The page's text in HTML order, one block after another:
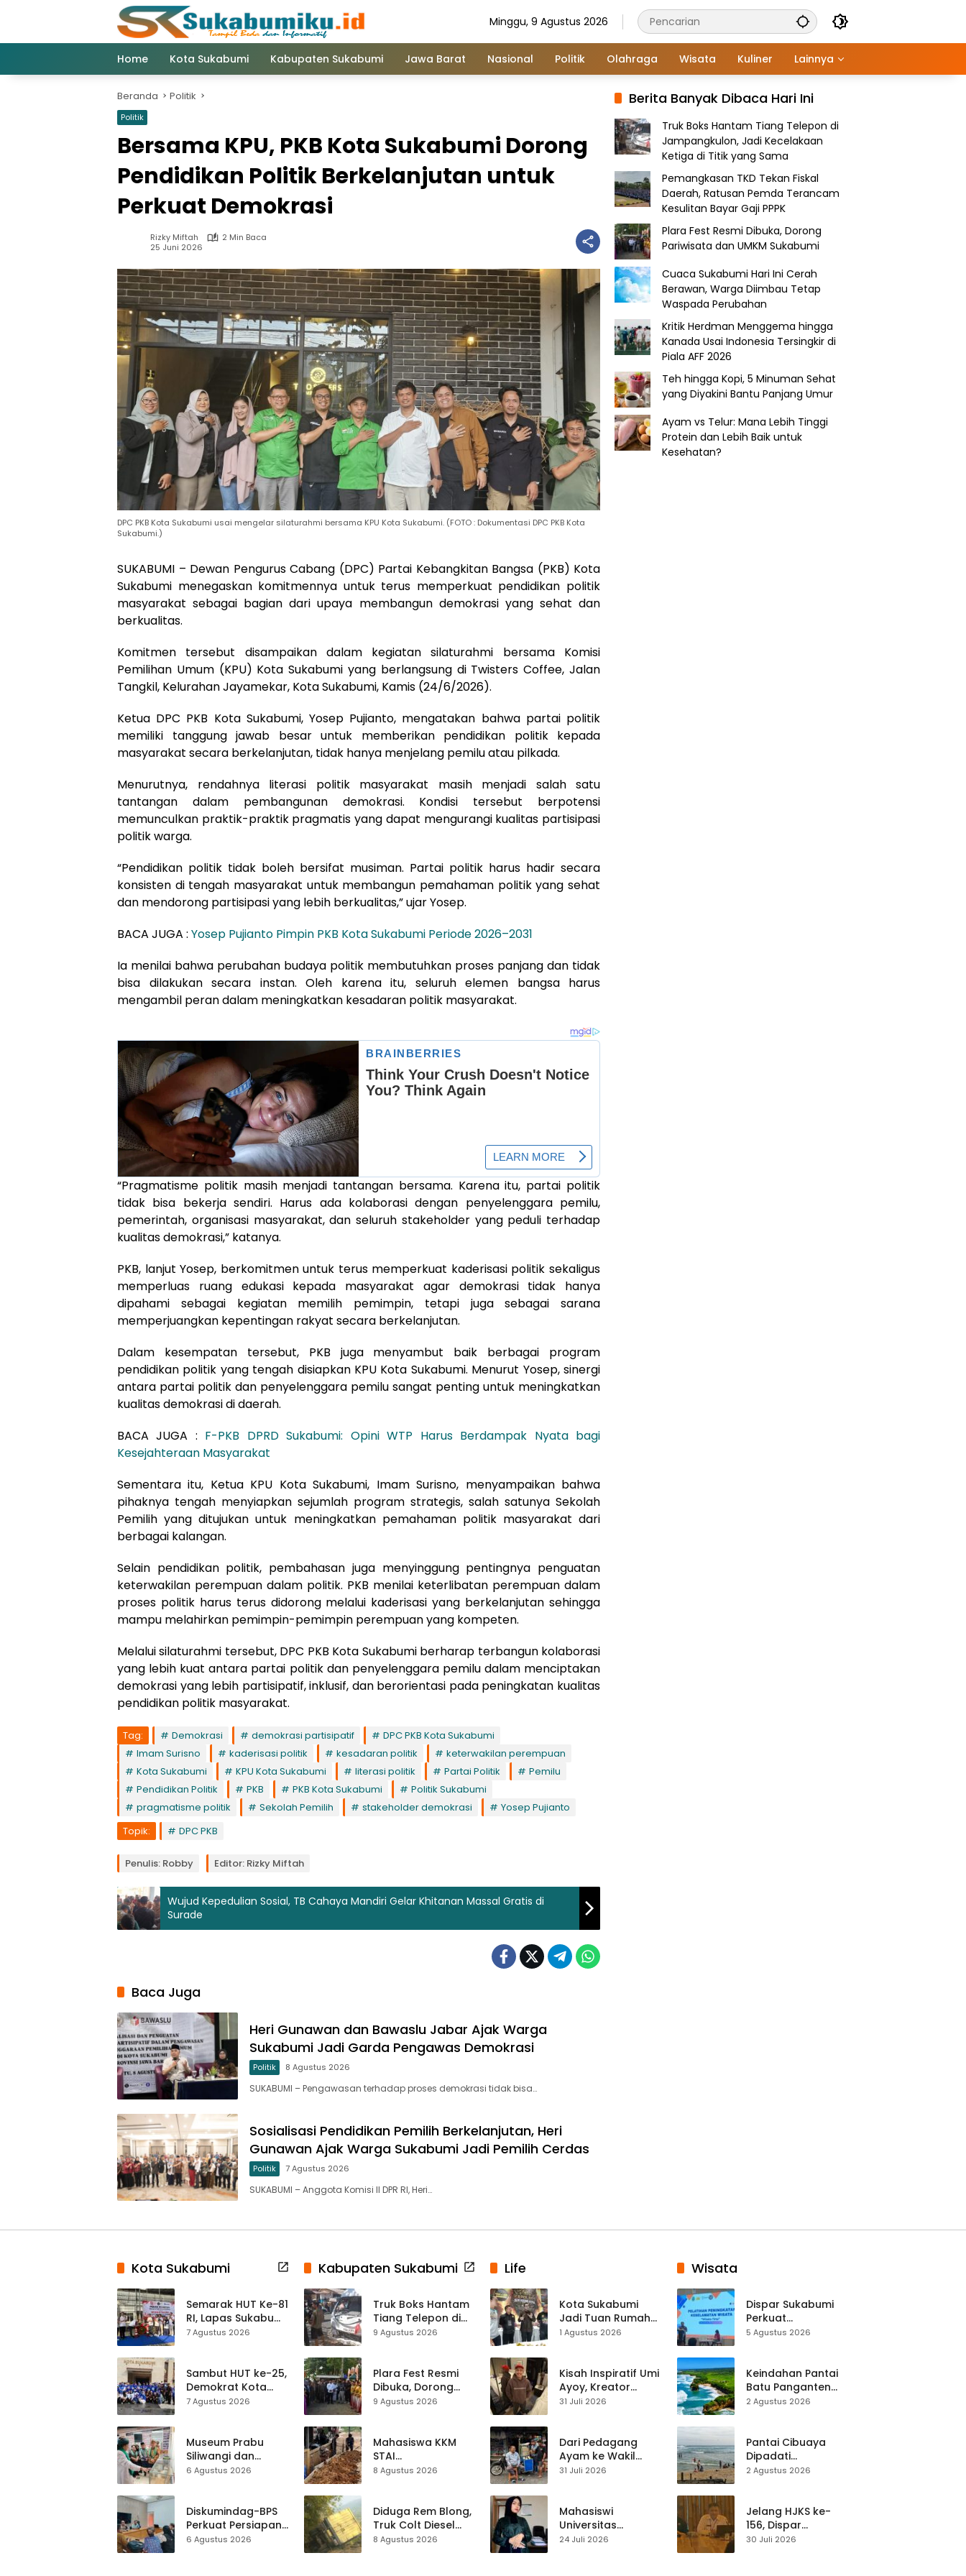
Minggu, 9 Agustus 2026
Home Kota Sukabumi Kabupaten Sukabumi Jawa Barat Nasional Politik Olahraga Wisata Kuliner Lainnya
Beranda Politik
Politik
Bersama KPU, PKB Kota Sukabumi Dorong
Pendidikan Politik Berkelanjutan untuk
Perkuat Demokrasi
Rizky Miftah
2 Min Baca
25 Juni 2026
DPC PKB Kota Sukabumi usai mengelar silaturahmi bersama KPU Kota Sukabumi. (FOTO : Dokumentasi DPC PKB Kota
Sukabumi.)
SUKABUMI – Dewan Pengurus Cabang (DPC) Partai Kebangkitan Bangsa (PKB) Kota
Sukabumi menegaskan komitmennya untuk terus memperkuat pendidikan politik
masyarakat sebagai bagian dari upaya membangun demokrasi yang sehat dan
berkualitas.
Komitmen tersebut disampaikan dalam kegiatan silaturahmi bersama Komisi
Pemilihan Umum (KPU) Kota Sukabumi yang berlangsung di Twisters Coffee, Jalan
Tangkil, Kelurahan Jayamekar, Kota Sukabumi, Kamis (24/6/2026).
Ketua DPC PKB Kota Sukabumi, Yosep Pujianto, mengatakan bahwa partai politik
memiliki tanggung jawab besar untuk memberikan pendidikan politik kepada
masyarakat secara berkelanjutan, tidak hanya menjelang pemilu atau pilkada.
Menurutnya, rendahnya literasi politik masyarakat masih menjadi salah satu
tantangan dalam pembangunan demokrasi. Kondisi tersebut berpotensi
memunculkan praktik-praktik pragmatis yang dapat mengurangi kualitas partisipasi
politik warga.
“Pendidikan politik tidak boleh bersifat musiman. Partai politik harus hadir secara
konsisten di tengah masyarakat untuk membangun pemahaman politik yang sehat
dan mendorong partisipasi yang lebih berkualitas,” ujar Yosep.
BACA JUGA : Yosep Pujianto Pimpin PKB Kota Sukabumi Periode 2026–2031
Ia menilai bahwa perubahan budaya politik membutuhkan proses panjang dan tidak
bisa dilakukan secara instan. Oleh karena itu, seluruh elemen bangsa harus
mengambil peran dalam meningkatkan kesadaran politik masyarakat.
“Pragmatisme politik masih menjadi tantangan bersama. Karena itu, partai politik
tidak bisa bekerja sendiri. Harus ada kolaborasi dengan penyelenggara pemilu,
pemerintah, organisasi masyarakat, dan seluruh stakeholder yang peduli terhadap
kualitas demokrasi,” katanya.
PKB, lanjut Yosep, berkomitmen untuk terus memperkuat kaderisasi politik sekaligus
memperluas ruang edukasi kepada masyarakat agar demokrasi tidak hanya
dipahami sebagai kegiatan memilih pemimpin, tetapi juga sebagai sarana
memperjuangkan kepentingan rakyat secara berkelanjutan.
Dalam kesempatan tersebut, PKB juga menyambut baik berbagai program
pendidikan politik yang tengah disiapkan KPU Kota Sukabumi. Menurut Yosep, sinergi
antara partai politik dan penyelenggara pemilu sangat penting untuk meningkatkan
kualitas demokrasi di daerah.
BACA JUGA : F-PKB DPRD Sukabumi: Opini WTP Harus Berdampak Nyata bagi
Kesejahteraan Masyarakat
Sementara itu, Ketua KPU Kota Sukabumi, Imam Surisno, menyampaikan bahwa
pihaknya tengah menyiapkan sejumlah program strategis, salah satunya Sekolah
Pemilih yang ditujukan untuk meningkatkan pemahaman politik masyarakat dari
berbagai kalangan.
Selain pendidikan politik, pembahasan juga menyinggung pentingnya penguatan
keterwakilan perempuan dalam politik. PKB menilai keterlibatan perempuan dalam
proses politik harus terus didorong melalui kaderisasi yang berkelanjutan sehingga
mampu melahirkan pemimpin-pemimpin perempuan yang kompeten.
Melalui silaturahmi tersebut, DPC PKB Kota Sukabumi berharap terbangun kolaborasi
yang lebih kuat antara partai politik dan penyelenggara pemilu dalam menciptakan
demokrasi yang lebih partisipatif, inklusif, dan berorientasi pada peningkatan kualitas
pendidikan politik masyarakat.
Tag: Demokrasi demokrasi partisipatif
DPC PKB Kota Sukabumi
Imam Surisno
kaderisasi politik kesadaran politik
keterwakilan perempuan
Kota Sukabumi
KPU Kota Sukabumi literasi politik Partai Politik
Pemilu
Pendidikan Politik
PKB PKB Kota Sukabumi
Politik Sukabumi
pragmatisme politik
Sekolah Pemilih stakeholder demokrasi
Yosep Pujianto
Topik:
DPC PKB
Penulis: Robby Editor: Rizky Miftah
Wujud Kepedulian Sosial, TB Cahaya Mandiri Gelar Khitanan Massal Gratis di
Surade
Baca Juga
Heri Gunawan dan Bawaslu Jabar Ajak Warga
Sukabumi Jadi Garda Pengawas Demokrasi
Politik 8 Agustus 2026
SUKABUMI – Pengawasan terhadap proses demokrasi tidak bisa…
Sosialisasi Pendidikan Pemilih Berkelanjutan, Heri
Gunawan Ajak Warga Sukabumi Jadi Pemilih Cerdas
Politik 7 Agustus 2026
SUKABUMI – Anggota Komisi II DPR RI, Heri…
Berita Banyak Dibaca Hari Ini
Truk Boks Hantam Tiang Telepon di
Jampangkulon, Jadi Kecelakaan
Ketiga di Titik yang Sama
Pemangkasan TKD Tekan Fiskal
Daerah, Ratusan Pemda Terancam
Kesulitan Bayar Gaji PPPK
Plara Fest Resmi Dibuka, Dorong
Pariwisata dan UMKM Sukabumi
Cuaca Sukabumi Hari Ini Cerah
Berawan, Warga Diimbau Tetap
Waspada Perubahan
Kritik Herdman Menggema hingga
Kanada Usai Indonesia Tersingkir di
Piala AFF 2026
Teh hingga Kopi, 5 Minuman Sehat
yang Diyakini Bantu Panjang Umur
Ayam vs Telur: Mana Lebih Tinggi
Protein dan Lebih Baik untuk
Kesehatan?
Kota Sukabumi
Semarak HUT Ke-81
RI, Lapas Sukabumi
Resmi Gelar Pekan
7 Agustus 2026
Sambut HUT ke-25,
Demokrat Kota
Sukabumi
ASRI Lewat Aksi
Bersih Masjid
Agung
7 Agustus 2026
Museum Prabu
Siliwangi dan
Museum Keramik
Hampir 500 Koleksi
Dipisahkan
6 Agustus 2026
Diskumindag-BPS
Perkuat Persiapan
Sensus Ekonomi,
6 Agustus 2026
Kabupaten Sukabumi
Truk Boks Hantam
Tiang Telepon di
Jampangkulon,
Sama
9 Agustus 2026
Plara Fest Resmi
Dibuka, Dorong
Pariwisata dan
9 Agustus 2026
Mahasiswa KKM
STAI
Palabuhanratu
Jalan Majelis Ta’lim
di Sagaranten
8 Agustus 2026
Diduga Rem Blong,
Truk Colt Diesel
Terperosok di Jalur
8 Agustus 2026
Life
Kota Sukabumi
Jadi Tuan Rumah
Kontes Batu Akik
1 Agustus 2026
Kisah Inspiratif Umi
Ayoy, Kreator
TikTok Asal
Live Streaming
31 Juli 2026
Dari Pedagang
Ayam ke Wakil
Ketua DPRD, H.
Pasar Cisaat
31 Juli 2026
Mahasiswi
Universitas
Muhammadiyah
24 Juli 2026
Wisata
Dispar Sukabumi
Perkuat
Keselamatan
Mitigasi hingga
Teknik Evakuasi
5 Agustus 2026
Keindahan Pantai
Batu Panganten
Mulai Dilirik
2 Agustus 2026
Pantai Cibuaya
Dipadati
Wisatawan,
Waspada
2 Agustus 2026
Jelang HJKS ke-
156, Dispar
Kabupaten
30 Juli 2026